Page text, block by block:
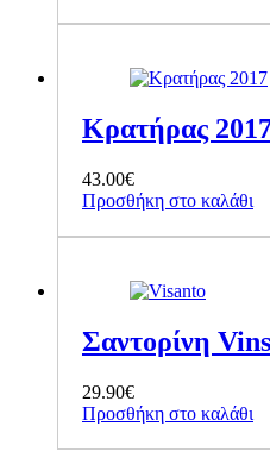
σελίδα
προϊόντος
Κρατήρας
43.00€
Προσθήκη στο καλάθι
Σαντορίνη
29.90€
Προσθήκη στο καλάθι